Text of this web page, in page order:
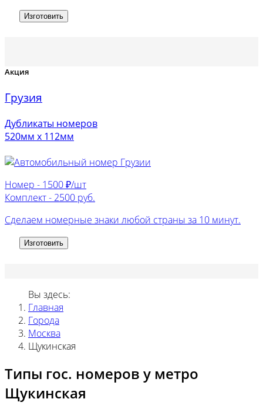
Изготовить
Акция
Грузия
Дубликаты номеров
520мм х 112мм
Номер - 1500 ₽/шт
Комплект - 2500 руб.
Сделаем номерные знаки любой страны за 10 минут.
Изготовить
Вы здесь:
Главная
Города
Москва
Щукинская
Типы гос. номеров у метро
Щукинская